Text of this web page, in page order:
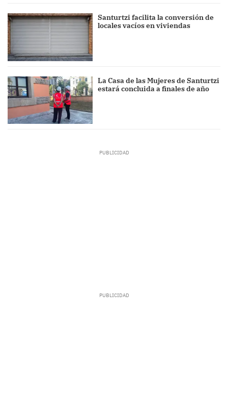
Santurtzi facilita la conversión de
locales vacíos en viviendas
La Casa de las Mujeres de Santurtzi
estará concluida a finales de año